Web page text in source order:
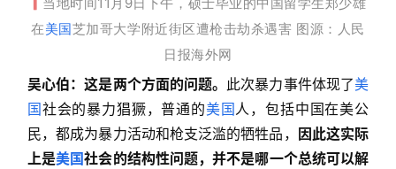
在美国芝加哥大学附近街区遭枪击劫杀遇害 图源：人民
日报海外网
吴心伯：这是两个方面的问题。 此次暴力事件体现了美
国社会的暴力猖獗，普通的美国人，包括中国在美公
民，都成为暴力活动和枪支泛滥的牺牲品，
因此这实际
上是美国社会的结构性问题，并不是哪一个总统可以解